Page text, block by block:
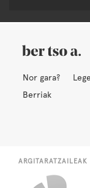
Nor gara?
Berriak
ARGITARATZAILEAK